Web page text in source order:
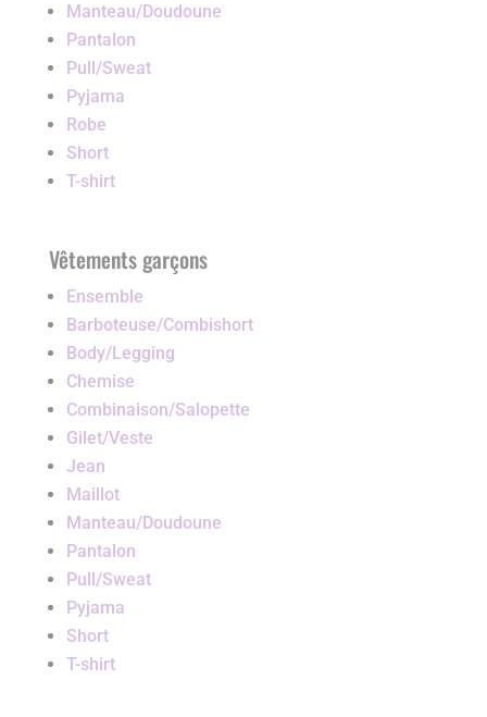
Manteau/Doudoune
Pantalon
Pull/Sweat
Pyjama
Robe
Short
T-shirt
Vêtements garçons
Ensemble
Barboteuse/Combishort
Body/Legging
Chemise
Combinaison/Salopette
Gilet/Veste
Jean
Maillot
Manteau/Doudoune
Pantalon
Pull/Sweat
Pyjama
Short
T-shirt